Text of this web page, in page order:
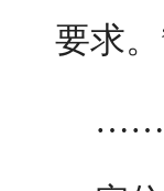
要求。